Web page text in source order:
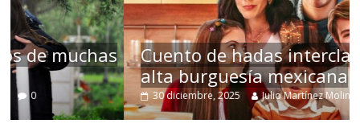
Cuento de hadas interclasista en la
alta burguesía mexicana
30 diciembre, 2025 Julio Martínez Molina 0